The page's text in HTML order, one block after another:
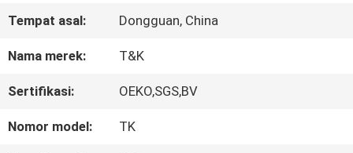
TENTANG
KITA
WISATA
PABRIK
Tempat asal: Dongguan, China
Nama merek: T&K
Sertifikasi: OEKO,SGS,BV
Nomor model: TK